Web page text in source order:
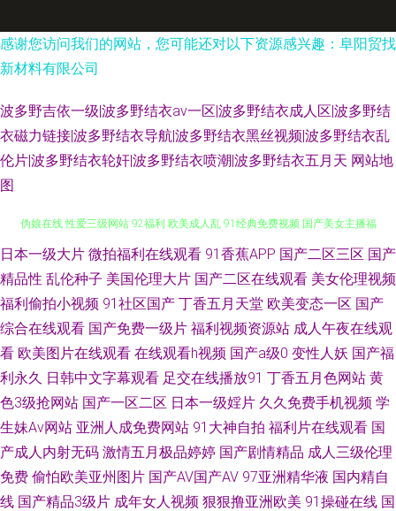
感谢您访问我们的网站，您可能还对以下资源感兴趣：阜阳贸找
新材料有限公司
波多野吉依一级|波多野结衣av一区|波多野结衣成人区|波多野结
衣磁力链接|波多野结衣导航|波多野结衣黑丝视频|波多野结衣乱
伦片|波多野结衣轮奸|波多野结衣喷潮|波多野结衣五月天 网站地
图
91成人处女 日韩黄视 国产精品久久社区 91国产在线 91九色人妻蝌蚪 国产
伪娘在线 性爱三级网站 92福利 欧美成人乱 91经典免费视频 国产美女主播福
91内射在线 久久八区 91不操光漏 国产精品十八禁日韩 日韩一区二区射精 麻
豆成人软件下载 91豆花网站在线观看 后入jk 最全AV总站在线播放 福利AV网
址在线 色色剧场 91在线观看免费视频公开 日本小网站一区二E 91网站国产
日本一级大片 微拍福利在线观看 91香蕉APP 国产二区三区 国产
精品性 乱伦种子 美国伦理大片 国产二区在线观看 美女伦理视频
福利偷拍小视频 91社区国产 丁香五月天堂 欧美变态一区 国产
综合在线观看 国产免费一级片 福利视频资源站 成人午夜在线观
看 欧美图片在线观看 在线观看h视频 国产a级0 变性人妖 国产福
利永久 日韩中文字幕观看 足交在线播放91 丁香五月色网站 黄
色3级抢网站 国产一区二区 日本一级婬片 久久免费手机视频 学
生妹Av网站 亚洲人成免费网站 91大神自拍 福利片在线观看 国
产成人内射无码 激情五月极品婷婷 国产剧情精品 成人三级伦理
免费 偷怕欧美亚州图片 国产AV国产AV 97亚洲精华液 国内精自
线 国产精品3级片 成年女人视频 狠狠撸亚洲欧美 91操碰在线 国